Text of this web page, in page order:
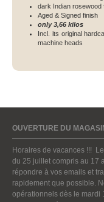
dark Indian rosewood
Aged & Signed finish
only 3,66 kilos
Incl. its original
machine heads
OUVERTURE DU
Horaires de vacances !!!
du 25 juillet compris au 17
répondre à vos emails et
rapidement que possible.
opérationnels dès le mardi